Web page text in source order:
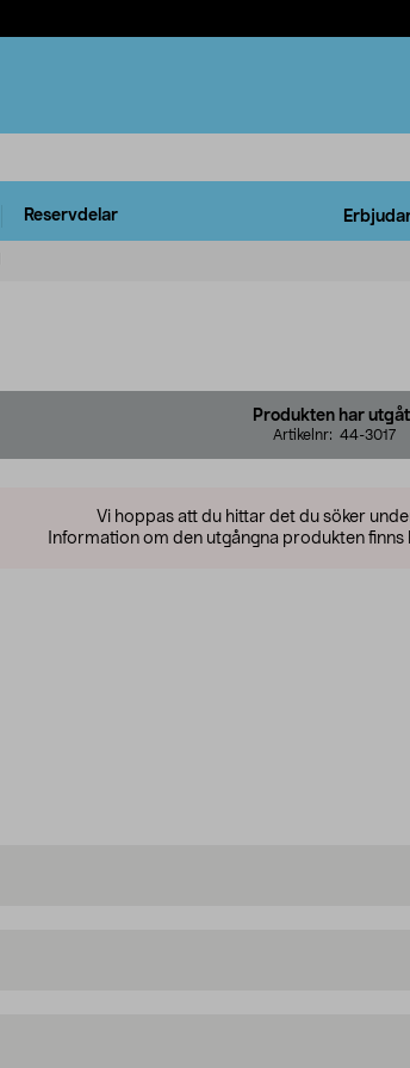
Reservdelar
Produkten har
Artikelnr: 44-3017
Vi hoppas att du hittar det du söker
Information om den utgångna produkten finns